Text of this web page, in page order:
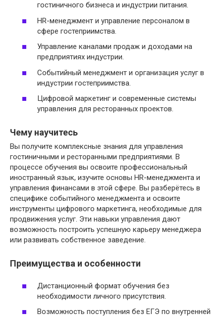
гостиничного бизнеса и индустрии питания.
HR-менеджмент и управление персоналом в
сфере гостеприимства.
Управление каналами продаж и доходами на
предприятиях индустрии.
Событийный менеджмент и организация услуг в
индустрии гостеприимства.
Цифровой маркетинг и современные системы
управления для ресторанных проектов.
Чему научитесь
Вы получите комплексные знания для управления
гостиничными и ресторанными предприятиями. В
процессе обучения вы освоите профессиональный
иностранный язык, изучите основы HR-менеджмента и
управления финансами в этой сфере. Вы разберётесь в
специфике событийного менеджмента и освоите
инструменты цифрового маркетинга, необходимые для
продвижения услуг. Эти навыки управления дают
возможность построить успешную карьеру менеджера
или развивать собственное заведение.
Преимущества и особенности
Дистанционный формат обучения без
необходимости личного присутствия.
Возможность поступления без ЕГЭ по внутренней